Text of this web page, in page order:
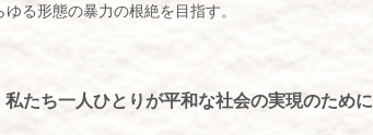
る形態の暴力の根絶を目指す。
私たち一人ひとりが平和な社会の実現のため